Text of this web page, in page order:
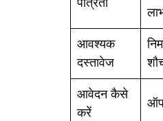
आवश्यक
दस्तावेज
आवेदन कैसे
करें